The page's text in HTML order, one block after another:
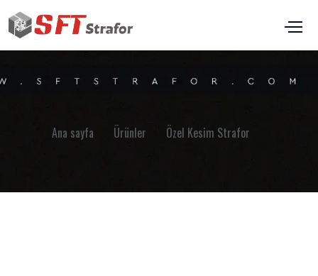
Ana sayfa Ürünler Özel Kesim Strafor